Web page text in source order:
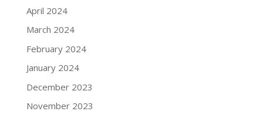
April 2024
March 2024
February 2024
January 2024
December 2023
November 2023